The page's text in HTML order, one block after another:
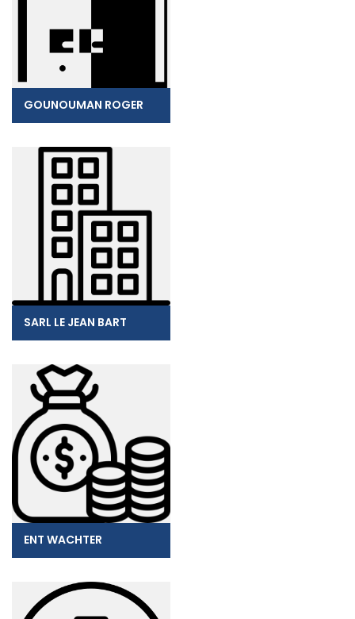
GOUNOUMAN ROGER
SARL LE JEAN BART
ENT WACHTER